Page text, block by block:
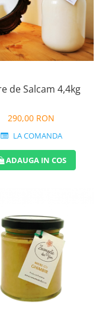
de Salcam 4,4kg
290,00 RON
LA COMANDA
ADAUGA IN COS